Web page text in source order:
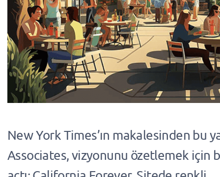
New York Times’ın makalesinden bu
Associates, vizyonunu özetlemek için